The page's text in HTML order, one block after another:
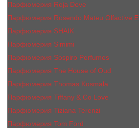
Парфюмерия Roja Dove
Парфюмерия Rosendo Mateu Olfactive
Парфюмерия SHAIK
Парфюмерия Simimi
Парфюмерия Sospiro Perfumes
Парфюмерия The House of Oud
Парфюмерия Thomas Kosmala
Парфюмерия Tiffany & Co Love
Парфюмерия Tiziana Terenzi
Парфюмерия Tom Ford